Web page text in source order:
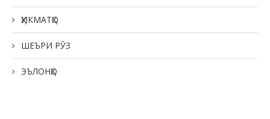
ҲИКМАТҲО
ШЕЪРИ РӮЗ
ЭЪЛОНҲО